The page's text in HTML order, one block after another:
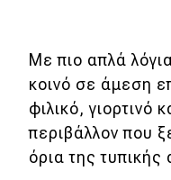
Με πιο απλά
κοινό σε άμεση
φιλικό, γιορτινό
περιβάλλον που
όρια της τυπικής